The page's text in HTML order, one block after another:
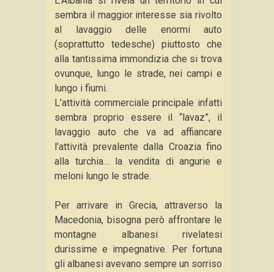
sembra il maggior interesse sia rivolto
al lavaggio delle enormi auto
(soprattutto tedesche) piuttosto che
alla tantissima immondizia che si trova
ovunque, lungo le strade, nei campi e
lungo i fiumi.
L’attività commerciale principale infatti
sembra proprio essere il “lavaz”, il
lavaggio auto che va ad affiancare
l’attività prevalente dalla Croazia fino
alla turchia… la vendita di angurie e
meloni lungo le strade.
Per arrivare in Grecia, attraverso la
Macedonia, bisogna però affrontare le
montagne albanesi rivelatesi
durissime e impegnative. Per fortuna
gli albanesi avevano sempre un sorriso